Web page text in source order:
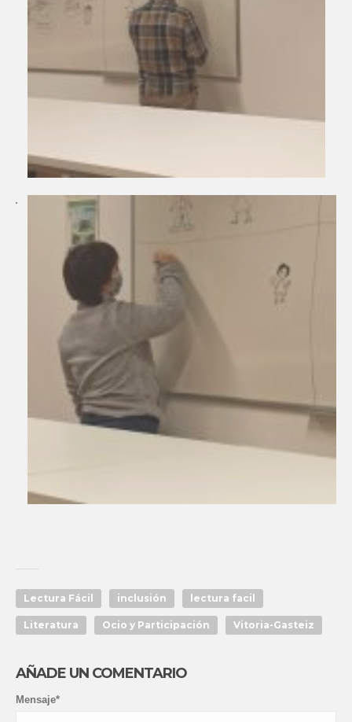
Lectura Fácil inclusión lectura facil
Literatura Ocio y Participación Vitoria-Gasteiz
AÑADE UN COMENTARIO
Mensaje*